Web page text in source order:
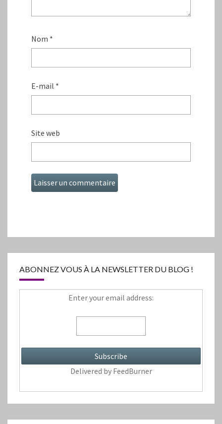
Nom *
E-mail *
Site web
ABONNEZ VOUS À LA NEWSLETTER DU BLOG !
Enter your email address:
Delivered by FeedBurner